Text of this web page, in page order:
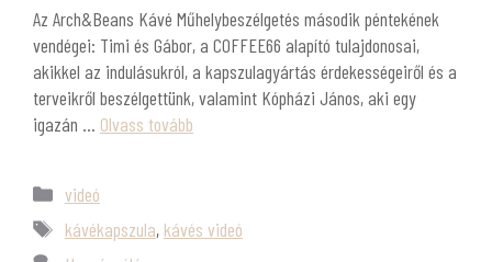
Az Arch&Beans Kávé Műhelybeszélgetés második péntekének
vendégei: Timi és Gábor, a COFFEE66 alapító tulajdonosai,
akikkel az indulásukról, a kapszulagyártás érdekességeiről és a
terveikről beszélgettünk, valamint Kópházi János, aki egy
igazán … Olvass tovább
videó
kávékapszula,kávés videó